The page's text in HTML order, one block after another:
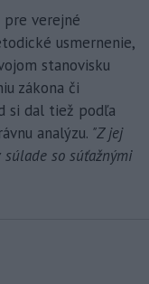
pre verejné
usmernenie,
stanovisku
zákona či
si dal tiež podľa
analýzu. "Z jej
so súťažnými